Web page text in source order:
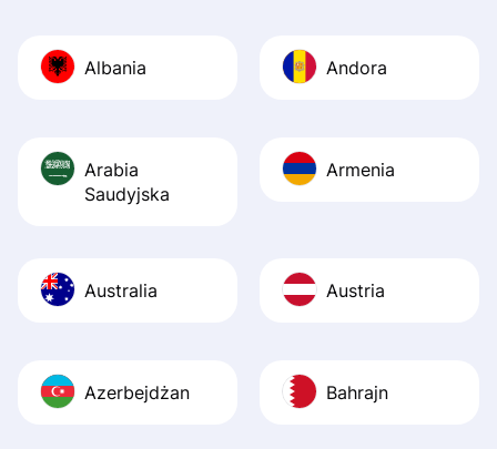
Recommend it!
Albania Andora
Arabia
Saudyjska
Armenia
Australia Austria
Azerbejdżan Bahrajn